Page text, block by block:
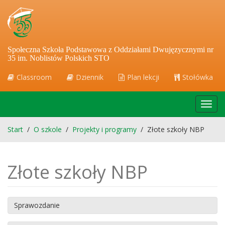
Społeczna Szkoła Podstawowa z Oddziałami Dwujęzycznymi nr
35 im. Noblistów Polskich STO
Classroom Dziennik Plan lekcji Stołówka
Start / O szkole / Projekty i programy / Złote szkoły NBP
Złote szkoły NBP
Sprawozdanie